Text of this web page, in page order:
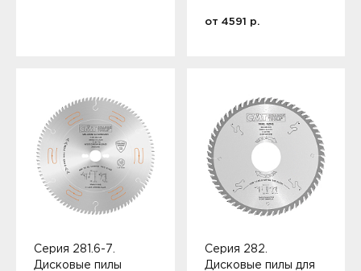
от 4591 р.
Серия 281.6-7.
Дисковые пилы
Серия 282.
Дисковые пилы для